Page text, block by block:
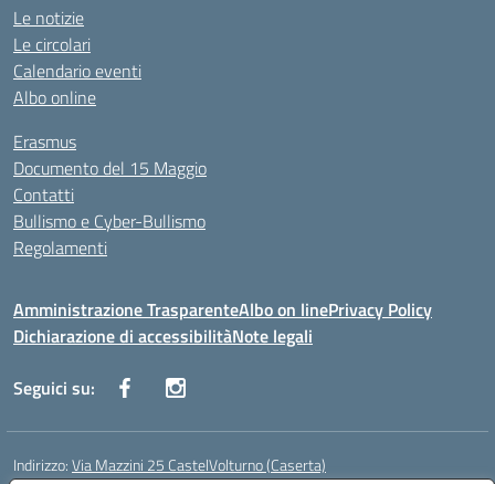
Le notizie
Le circolari
Calendario eventi
Albo online
Erasmus
Documento del 15 Maggio
Contatti
Bullismo e Cyber-Bullismo
Regolamenti
Amministrazione TrasparenteAlbo on linePrivacy Policy
Dichiarazione di accessibilitàNote legali
Seguici su:
Indirizzo:Via Mazzini 25 CastelVolturno (Caserta)